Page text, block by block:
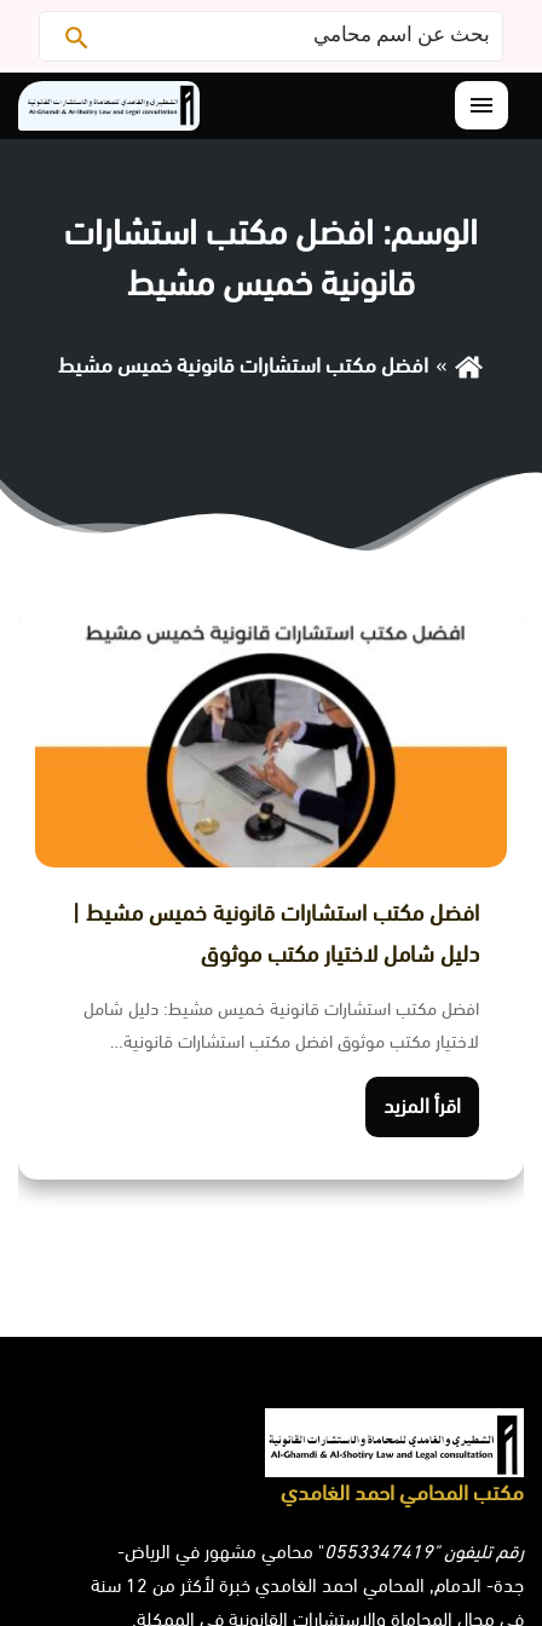
البحث
عن:
القائمة
الوسم: افضل مكتب استشارات
قانونية خميس مشيط
افضل مكتب استشارات قانونية خميس مشيط
افضل مكتب استشارات قانونية خميس مشيط |
دليل شامل لاختيار مكتب موثوق
افضل مكتب استشارات قانونية خميس مشيط: دليل شامل
لاختيار مكتب موثوق افضل مكتب استشارات قانونية…
اقرأ المزيد
مكتب المحامي احمد الغامدي
رقم تليفون "0553347419
" محامي مشهور في الرياض-
جدة- الدمام, المحامي احمد الغامدي خبرة لأكثر من 12 سنة
في مجال المحاماة والاستشارات القانونية في الممكلة.